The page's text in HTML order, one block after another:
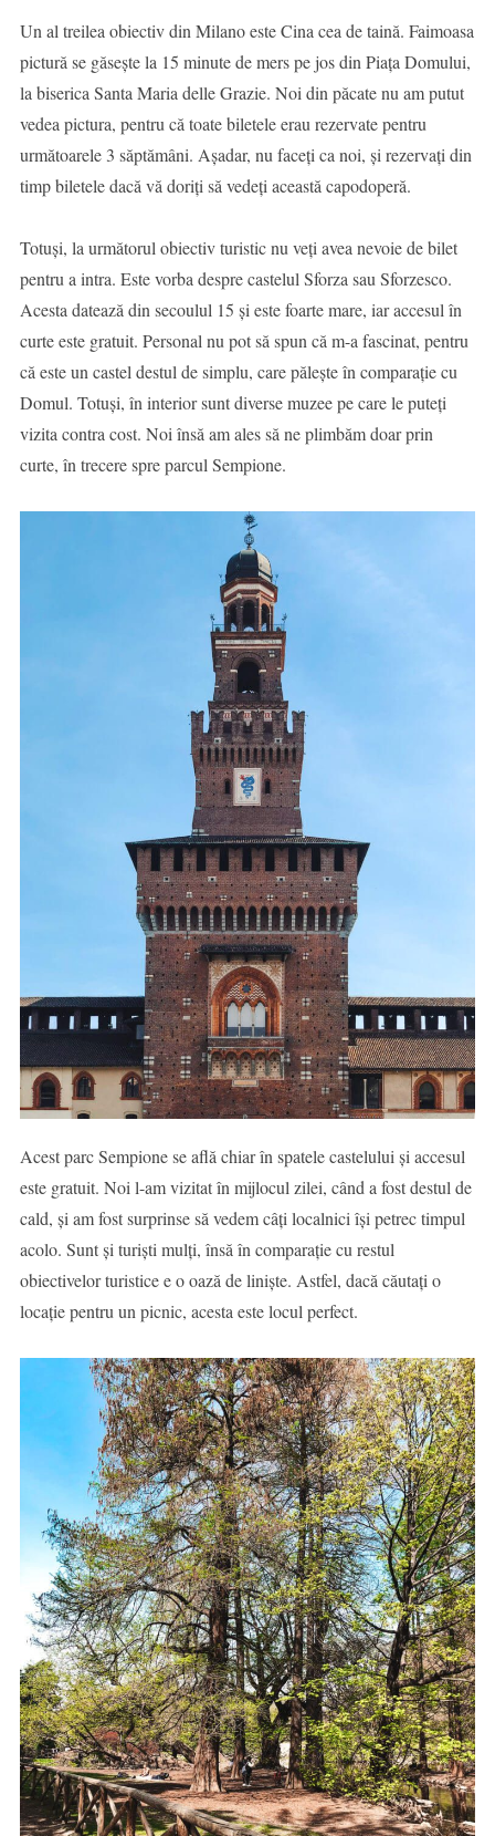
Un al treilea obiectiv din Milano este Cina cea de taină. Faimoasa
pictură se găsește la 15 minute de mers pe jos din Piața Domului,
la biserica Santa Maria delle Grazie. Noi din păcate nu am putut
vedea pictura, pentru că toate biletele erau rezervate pentru
următoarele 3 săptămâni. Așadar, nu faceți ca noi, și rezervați din
timp biletele dacă vă doriți să vedeți această capodoperă.
Totuși, la următorul obiectiv turistic nu veți avea nevoie de bilet
pentru a intra. Este vorba despre castelul Sforza sau Sforzesco.
Acesta datează din secoulul 15 și este foarte mare, iar accesul în
curte este gratuit. Personal nu pot să spun că m-a fascinat, pentru
că este un castel destul de simplu, care pălește în comparație cu
Domul. Totuși, în interior sunt diverse muzee pe care le puteți
vizita contra cost. Noi însă am ales să ne plimbăm doar prin
curte, în trecere spre parcul Sempione.
Acest parc Sempione se află chiar în spatele castelului și accesul
este gratuit. Noi l-am vizitat în mijlocul zilei, când a fost destul de
cald, și am fost surprinse să vedem câți localnici își petrec timpul
acolo. Sunt și turiști mulți, însă în comparație cu restul
obiectivelor turistice e o oază de liniște. Astfel, dacă căutați o
locație pentru un picnic, acesta este locul perfect.